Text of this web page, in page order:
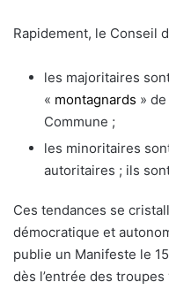
Rapidement, le Conseil
les majoritaires
« montagnards »
Commune ;
les minoritaires
autoritaires ; ils
Ces tendances se
démocratique et
publie un Manifeste le
dès l’entrée des